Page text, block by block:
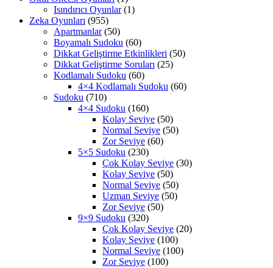
Isındırıcı Oyunlar(1)
Zeka Oyunları (955)
Apartmanlar(50)
Boyamalı Sudoku (60)
Dikkat Geliştirme Etkinlikleri (50)
Dikkat Geliştirme Soruları (25)
Kodlamalı Sudoku (60)
4×4 Kodlamalı Sudoku (60)
Sudoku (710)
4×4 Sudoku (160)
Kolay Seviye (50)
Normal Seviye (50)
Zor Seviye (60)
5×5 Sudoku (230)
Çok Kolay Seviye (30)
Kolay Seviye (50)
Normal Seviye (50)
Uzman Seviye (50)
Zor Seviye (50)
9×9 Sudoku (320)
Çok Kolay Seviye (20)
Kolay Seviye (100)
Normal Seviye (100)
Zor Seviye (100)